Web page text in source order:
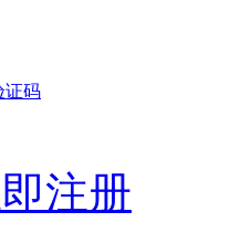
证码
注册